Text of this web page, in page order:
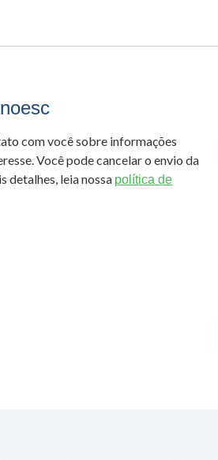
com você sobre informações
Você pode cancelar o envio da
detalhes, leia nossa política de